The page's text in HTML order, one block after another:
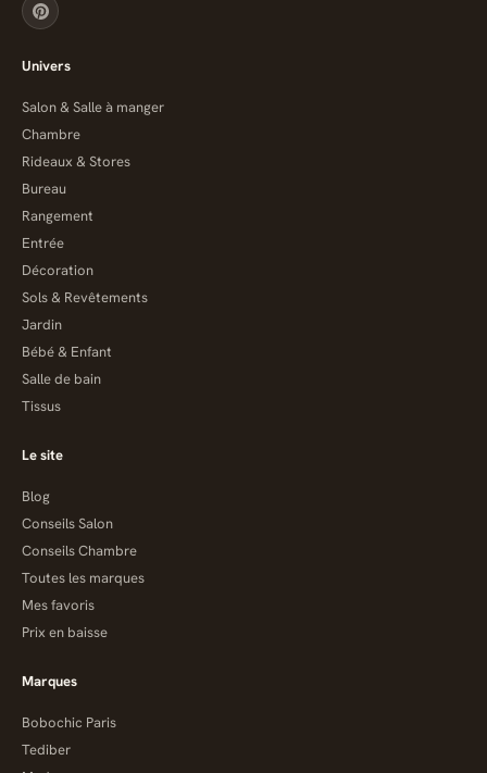
Univers
Salon & Salle à manger
Chambre
Rideaux & Stores
Bureau
Rangement
Entrée
Décoration
Sols & Revêtements
Jardin
Bébé & Enfant
Salle de bain
Tissus
Le site
Blog
Conseils Salon
Conseils Chambre
Toutes les marques
Mes favoris
Prix en baisse
Marques
Bobochic Paris
Tediber